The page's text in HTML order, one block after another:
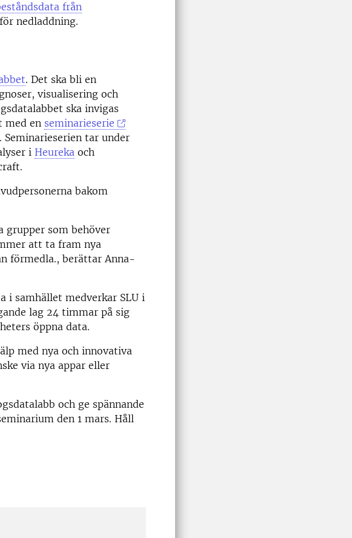
från
nedladdning.
. Det ska bli en
visualisering och
ska invigas
med en seminarieserie
. Seminarieserien tar under
i Heureka och
bakom
grupper som behöver
att ta fram nya
förmedla., berättar Anna-
i samhället medverkar SLU i
lag 24 timmar på sig
öppna data.
med nya och innovativa
via nya appar eller
och ge spännande
den 1 mars. Håll